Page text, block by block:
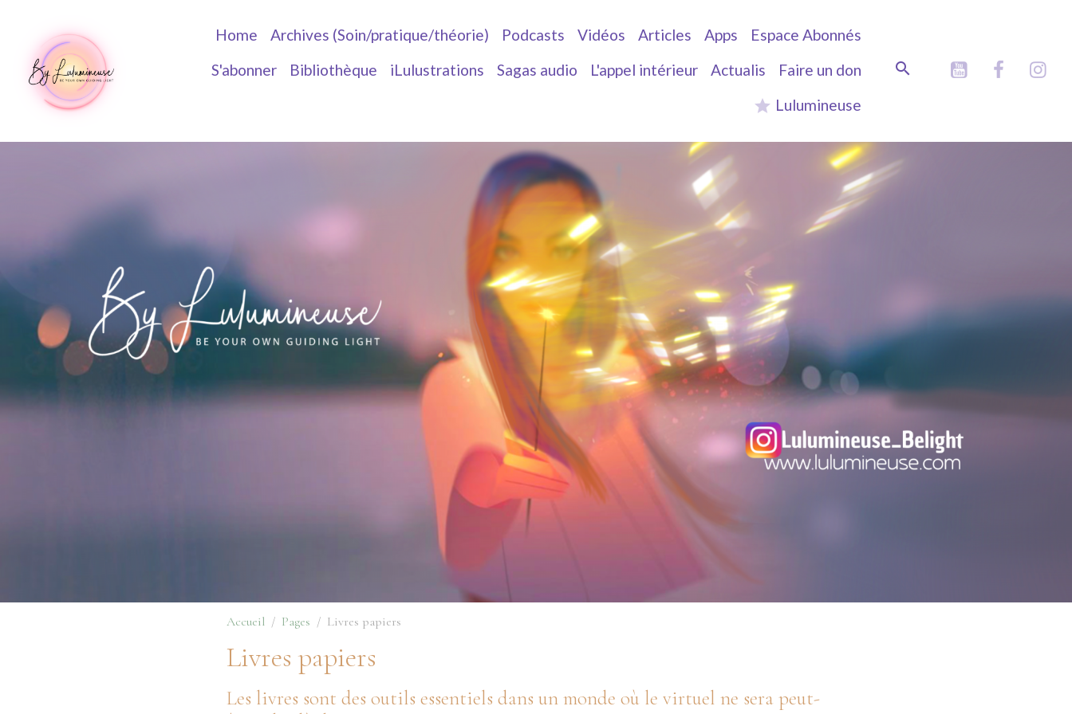
Home Archives (Soin/pratique/théorie) Podcasts Vidéos Articles Apps
Espace Abonnés
S'abonner
Bibliothèque iLulustrations Sagas audio L'appel intérieur Actualis
Faire un don
Lulumineuse
Accueil Pages Livres papiers
Livres papiers
Les livres sont des outils essentiels dans un monde où le virtuel ne sera peut-